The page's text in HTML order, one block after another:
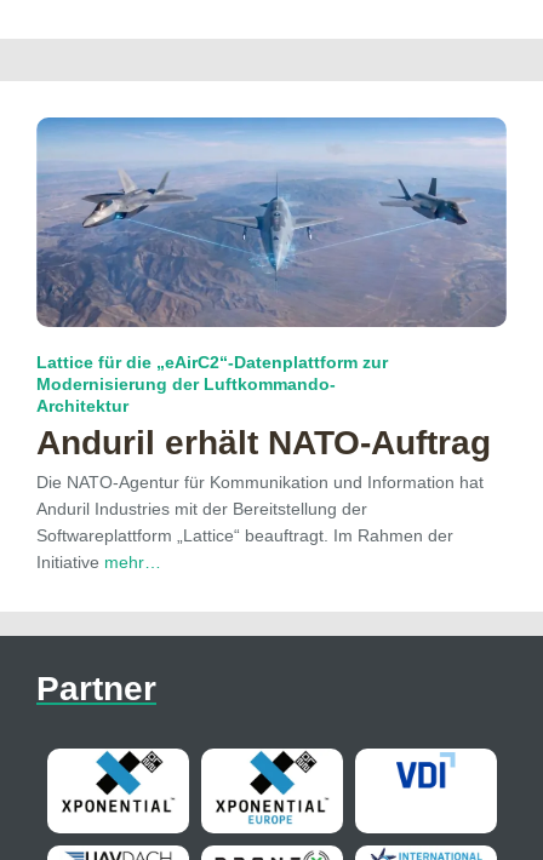
Lattice für die „eAirC2“-Datenplattform zur
Modernisierung der Luftkommando-
Architektur
Anduril erhält NATO-Auftrag
Die NATO-Agentur für Kommunikation und Information hat
Anduril Industries mit der Bereitstellung der
Softwareplattform „Lattice“ beauftragt. Im Rahmen der
Initiative mehr…
Partner